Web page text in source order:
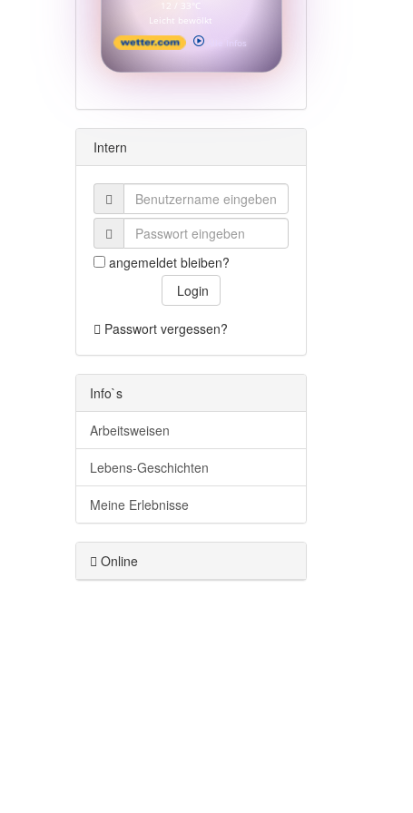
12 / 33°C
Leicht bewölkt
Alle Infos
Intern
angemeldet bleiben?
Login
Passwort vergessen?
Info`s
Arbeitsweisen
Lebens-Geschichten
Meine Erlebnisse
Online